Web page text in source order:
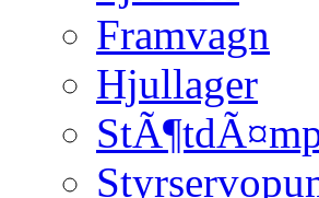
Framvagn
Hjullager